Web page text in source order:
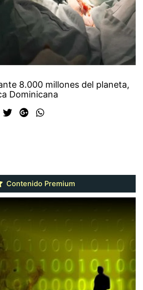
8.000 millones del planeta,
Dominicana
Contenido Premium